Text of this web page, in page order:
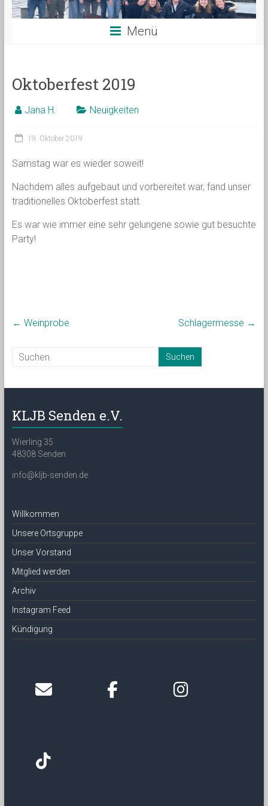
Menü
Oktoberfest 2019
Jana H. Neuigkeiten
19. Oktober 2019
Samstag war es wieder soweit!
Nachdem alles aufgebaut und vorbereitet war, fand unser
traditionelles Oktoberfest statt.
Es war wie immer eine sehr gelungene sowie gut besuchte
Party!
← Weinprobe Schlagermesse →
KLJB Senden e.V.
Wierling 35
48308 Senden
info@kljb-senden.de
Willkommen
Unsere Ortsgruppe
Unser Vorstand
Mitglied werden
Archiv
Instagram Feed
Kündigung